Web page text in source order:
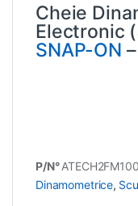
Cheie
Electronic
SNAP-ON
P/N°ATECH2FM100
Dinamometrice,